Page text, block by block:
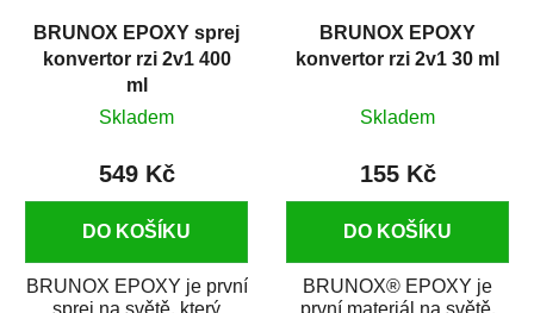
BRUNOX EPOXY sprej
konvertor rzi 2v1 400
ml
Skladem
549 Kč
DO KOŠÍKU
BRUNOX EPOXY je první
sprej na světě, který
BRUNOX EPOXY
konvertor rzi 2v1 30 ml
Skladem
155 Kč
DO KOŠÍKU
BRUNOX® EPOXY je
první materiál na světě,